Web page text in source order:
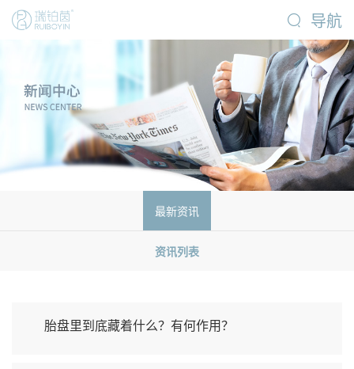
导航
最新资讯
资讯列表
胎盘里到底藏着什么？有何作用？